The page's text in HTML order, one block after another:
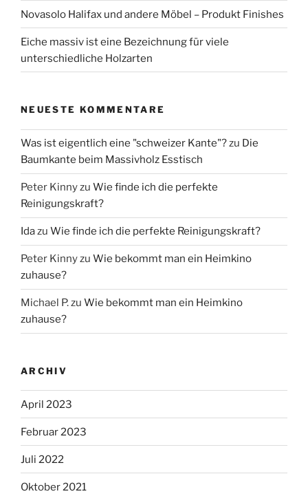
Novasolo Halifax und andere Möbel – Produkt Finishes
Eiche massiv ist eine Bezeichnung für viele
unterschiedliche Holzarten
NEUESTE KOMMENTARE
Was ist eigentlich eine "schweizer Kante"?zu Die
Baumkante beim Massivholz Esstisch
Peter Kinnyzu Wie finde ich die perfekte
Reinigungskraft?
Idazu Wie finde ich die perfekte Reinigungskraft?
Peter Kinnyzu Wie bekommt man ein Heimkino
zuhause?
Michael P.zu Wie bekommt man ein Heimkino
zuhause?
ARCHIV
April 2023
Februar 2023
Juli 2022
Oktober 2021